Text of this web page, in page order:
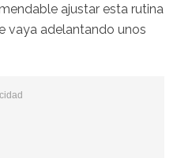
ajustar esta rutina
vaya adelantando unos